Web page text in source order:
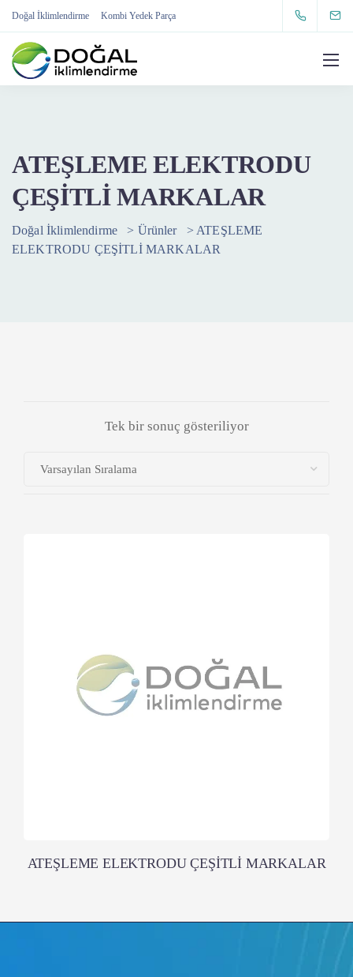
Doğal İklimlendirme Kombi Yedek Parça
ATEŞLEME ELEKTRODU
ÇEŞİTLİ MARKALAR
Doğal İklimlendirme > Ürünler > ATEŞLEME
ELEKTRODU ÇEŞİTLİ MARKALAR
Tek bir sonuç gösteriliyor
ATEŞLEME ELEKTRODU ÇEŞİTLİ MARKALAR